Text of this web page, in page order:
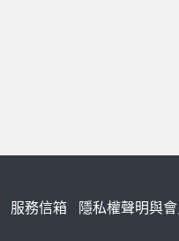
服務信箱 隱私權聲明與